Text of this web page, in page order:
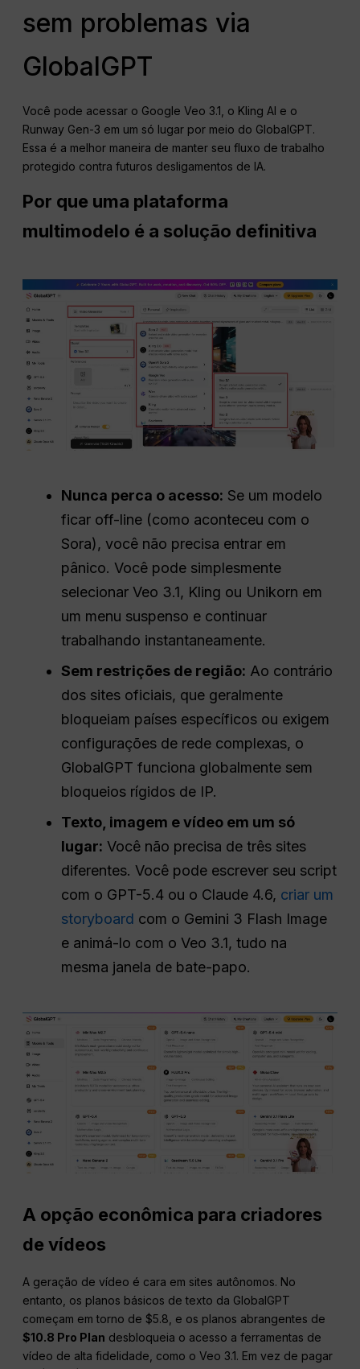
sem problemas via
GlobalGPT
Você pode acessar o Google Veo 3.1, o Kling AI e o
Runway Gen-3 em um só lugar por meio do GlobalGPT.
Essa é a melhor maneira de manter seu fluxo de trabalho
protegido contra futuros desligamentos de IA.
Por que uma plataforma
multimodelo é a solução definitiva
Nunca perca o acesso: Se um modelo
ficar off-line (como aconteceu com o
Sora), você não precisa entrar em
pânico. Você pode simplesmente
selecionar Veo 3.1, Kling ou Unikorn em
um menu suspenso e continuar
trabalhando instantaneamente.
Sem restrições de região: Ao contrário
dos sites oficiais, que geralmente
bloqueiam países específicos ou exigem
configurações de rede complexas, o
GlobalGPT funciona globalmente sem
bloqueios rígidos de IP.
Texto, imagem e vídeo em um só
lugar: Você não precisa de três sites
diferentes. Você pode escrever seu script
com o GPT-5.4 ou o Claude 4.6, criar um
storyboard com o Gemini 3 Flash Image
e animá-lo com o Veo 3.1, tudo na
mesma janela de bate-papo.
A opção econômica para criadores
de vídeos
A geração de vídeo é cara em sites autônomos. No
entanto, os planos básicos de texto da GlobalGPT
começam em torno de $5.8, e os planos abrangentes de
$10.8 Pro Plan desbloqueia o acesso a ferramentas de
vídeo de alta fidelidade, como o Veo 3.1. Em vez de pagar